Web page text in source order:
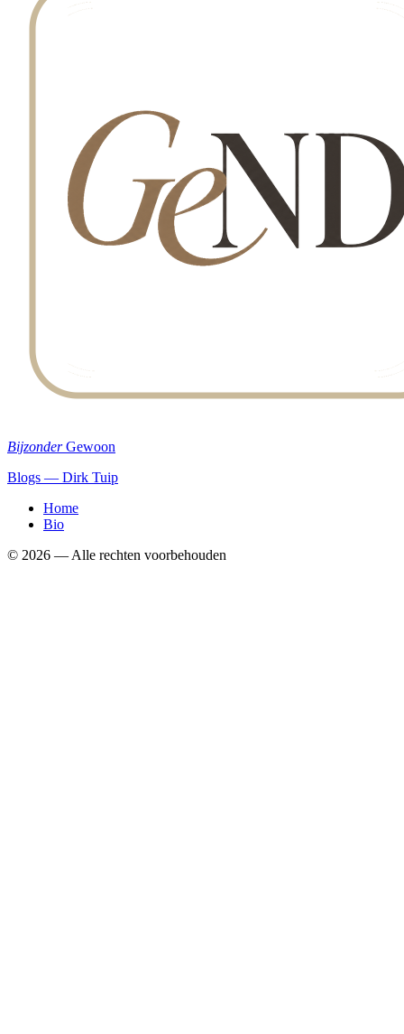
Bijzonder Gewoon
Blogs — Dirk Tuip
Home
Bio
© 2026 — Alle rechten voorbehouden